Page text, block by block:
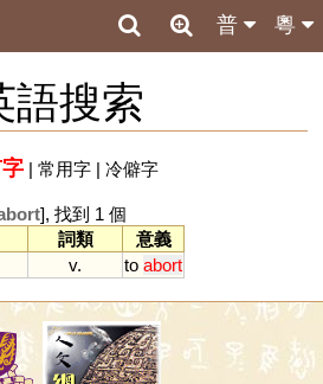
粵
普
語搜索
| 常用字| 冷僻字
], 找到 1 個
詞類
意義
v. to abort